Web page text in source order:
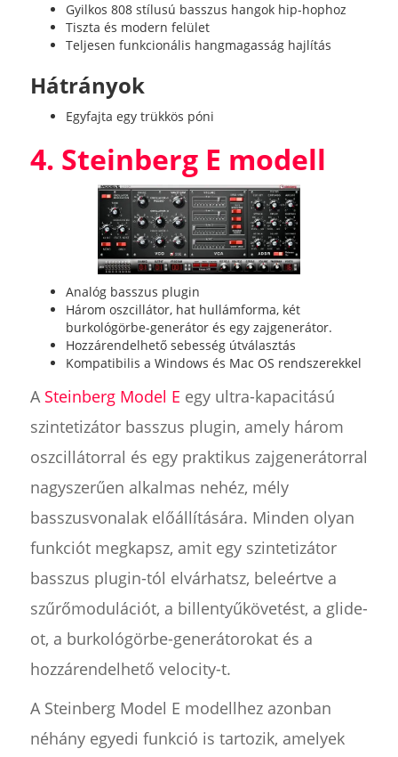
Gyilkos 808 stílusú basszus hangok hip-hophoz
Tiszta és modern felület
Teljesen funkcionális hangmagasság hajlítás
Hátrányok
Egyfajta egy trükkös póni
4. Steinberg E modell
Analóg basszus plugin
Három oszcillátor, hat hullámforma, két
burkológörbe-generátor és egy zajgenerátor.
Hozzárendelhető sebesség útválasztás
Kompatibilis a Windows és Mac OS rendszerekkel
A Steinberg Model E egy ultra-kapacitású
szintetizátor basszus plugin, amely három
oszcillátorral és egy praktikus zajgenerátorral
nagyszerűen alkalmas nehéz, mély
basszusvonalak előállítására. Minden olyan
funkciót megkapsz, amit egy szintetizátor
basszus plugin-tól elvárhatsz, beleértve a
szűrőmodulációt, a billentyűkövetést, a glide-
ot, a burkológörbe-generátorokat és a
hozzárendelhető velocity-t.
A Steinberg Model E modellhez azonban
néhány egyedi funkció is tartozik, amelyek